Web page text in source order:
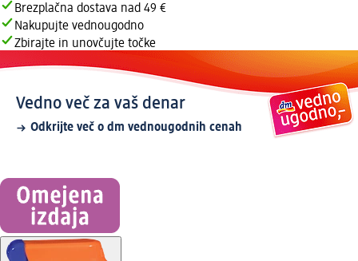
Brezplačna dostava nad 49 €
Nakupujte vednougodno
Zbirajte in unovčujte točke
Vedno več za vaš denar
Odkrijte več o dm vednougodnih cenah